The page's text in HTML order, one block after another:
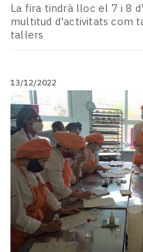
La fira tindrà lloc el 7 i 8
multitud d'activitats com
tallers
13/12/2022